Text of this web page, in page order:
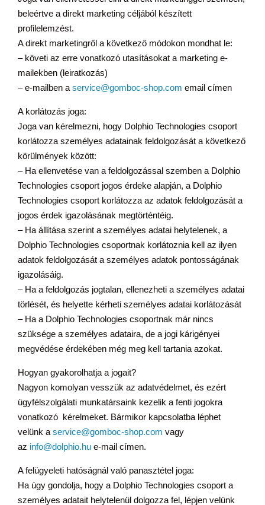
beleértve a direkt marketing céljából készített
profilelemzést.
A direkt marketingről a következő módokon mondhat le:
– követi az erre vonatkozó utasításokat a marketing e-
mailekben (leiratkozás)
– e-mailben a service@gomboc-shop.com email címen
A korlátozás joga:
Joga van kérelmezni, hogy Dolphio Technologies csoport
korlátozza személyes adatainak feldolgozását a következő
körülmények között:
– Ha ellenvetése van a feldolgozással szemben a Dolphio
Technologies csoport jogos érdeke alapján, a Dolphio
Technologies csoport korlátozza az adatok feldolgozását a
jogos érdek igazolásának megtörténtéig.
– Ha állítása szerint a személyes adatai helytelenek, a
Dolphio Technologies csoportnak korlátoznia kell az ilyen
adatok feldolgozását a személyes adatok pontosságának
igazolásáig.
– Ha a feldolgozás jogtalan, ellenezheti a személyes adatai
törlését, és helyette kérheti személyes adatai korlátozását
– Ha a Dolphio Technologies csoportnak már nincs
szüksége a személyes adataira, de a jogi kárigényei
megvédése érdekében még meg kell tartania azokat.
Hogyan gyakorolhatja a jogait?
Nagyon komolyan vesszük az adatvédelmet, és ezért
ügyfélszolgálati munkatársaink kezelik a fenti jogokra
vonatkozó kérelmeket. Bármikor kapcsolatba léphet
velünk a service@gomboc-shop.com vagy
az info@dolphio.hu e-mail címen.
A felügyeleti hatóságnál való panasztétel joga:
Ha úgy gondolja, hogy a Dolphio Technologies csoport a
személyes adatait helytelenül dolgozza fel, lépjen velünk